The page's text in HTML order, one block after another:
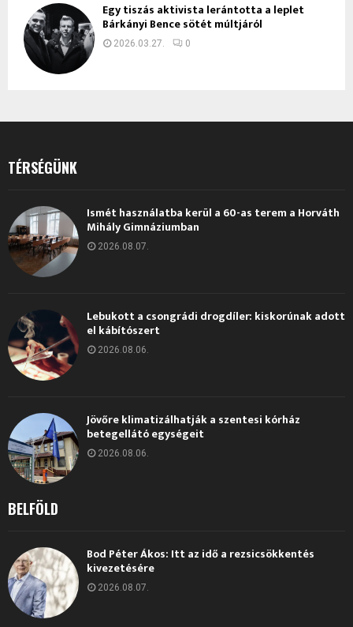
Egy tiszás aktivista lerántotta a leplet
Bárkányi Bence sötét múltjáról
2026.03.27. 0
TÉRSÉGÜNK
Ismét használatba kerül a 60-as terem a Horváth
Mihály Gimnáziumban
2026.08.07.
Lebukott a csongrádi drogdíler: kiskorúnak adott
el kábítószert
2026.08.06.
Jövőre klimatizálhatják a szentesi kórház
betegellátó egységeit
2026.08.06.
BELFÖLD
Bod Péter Ákos: Itt az idő a rezsicsökkentés
kivezetésére
2026.08.07.